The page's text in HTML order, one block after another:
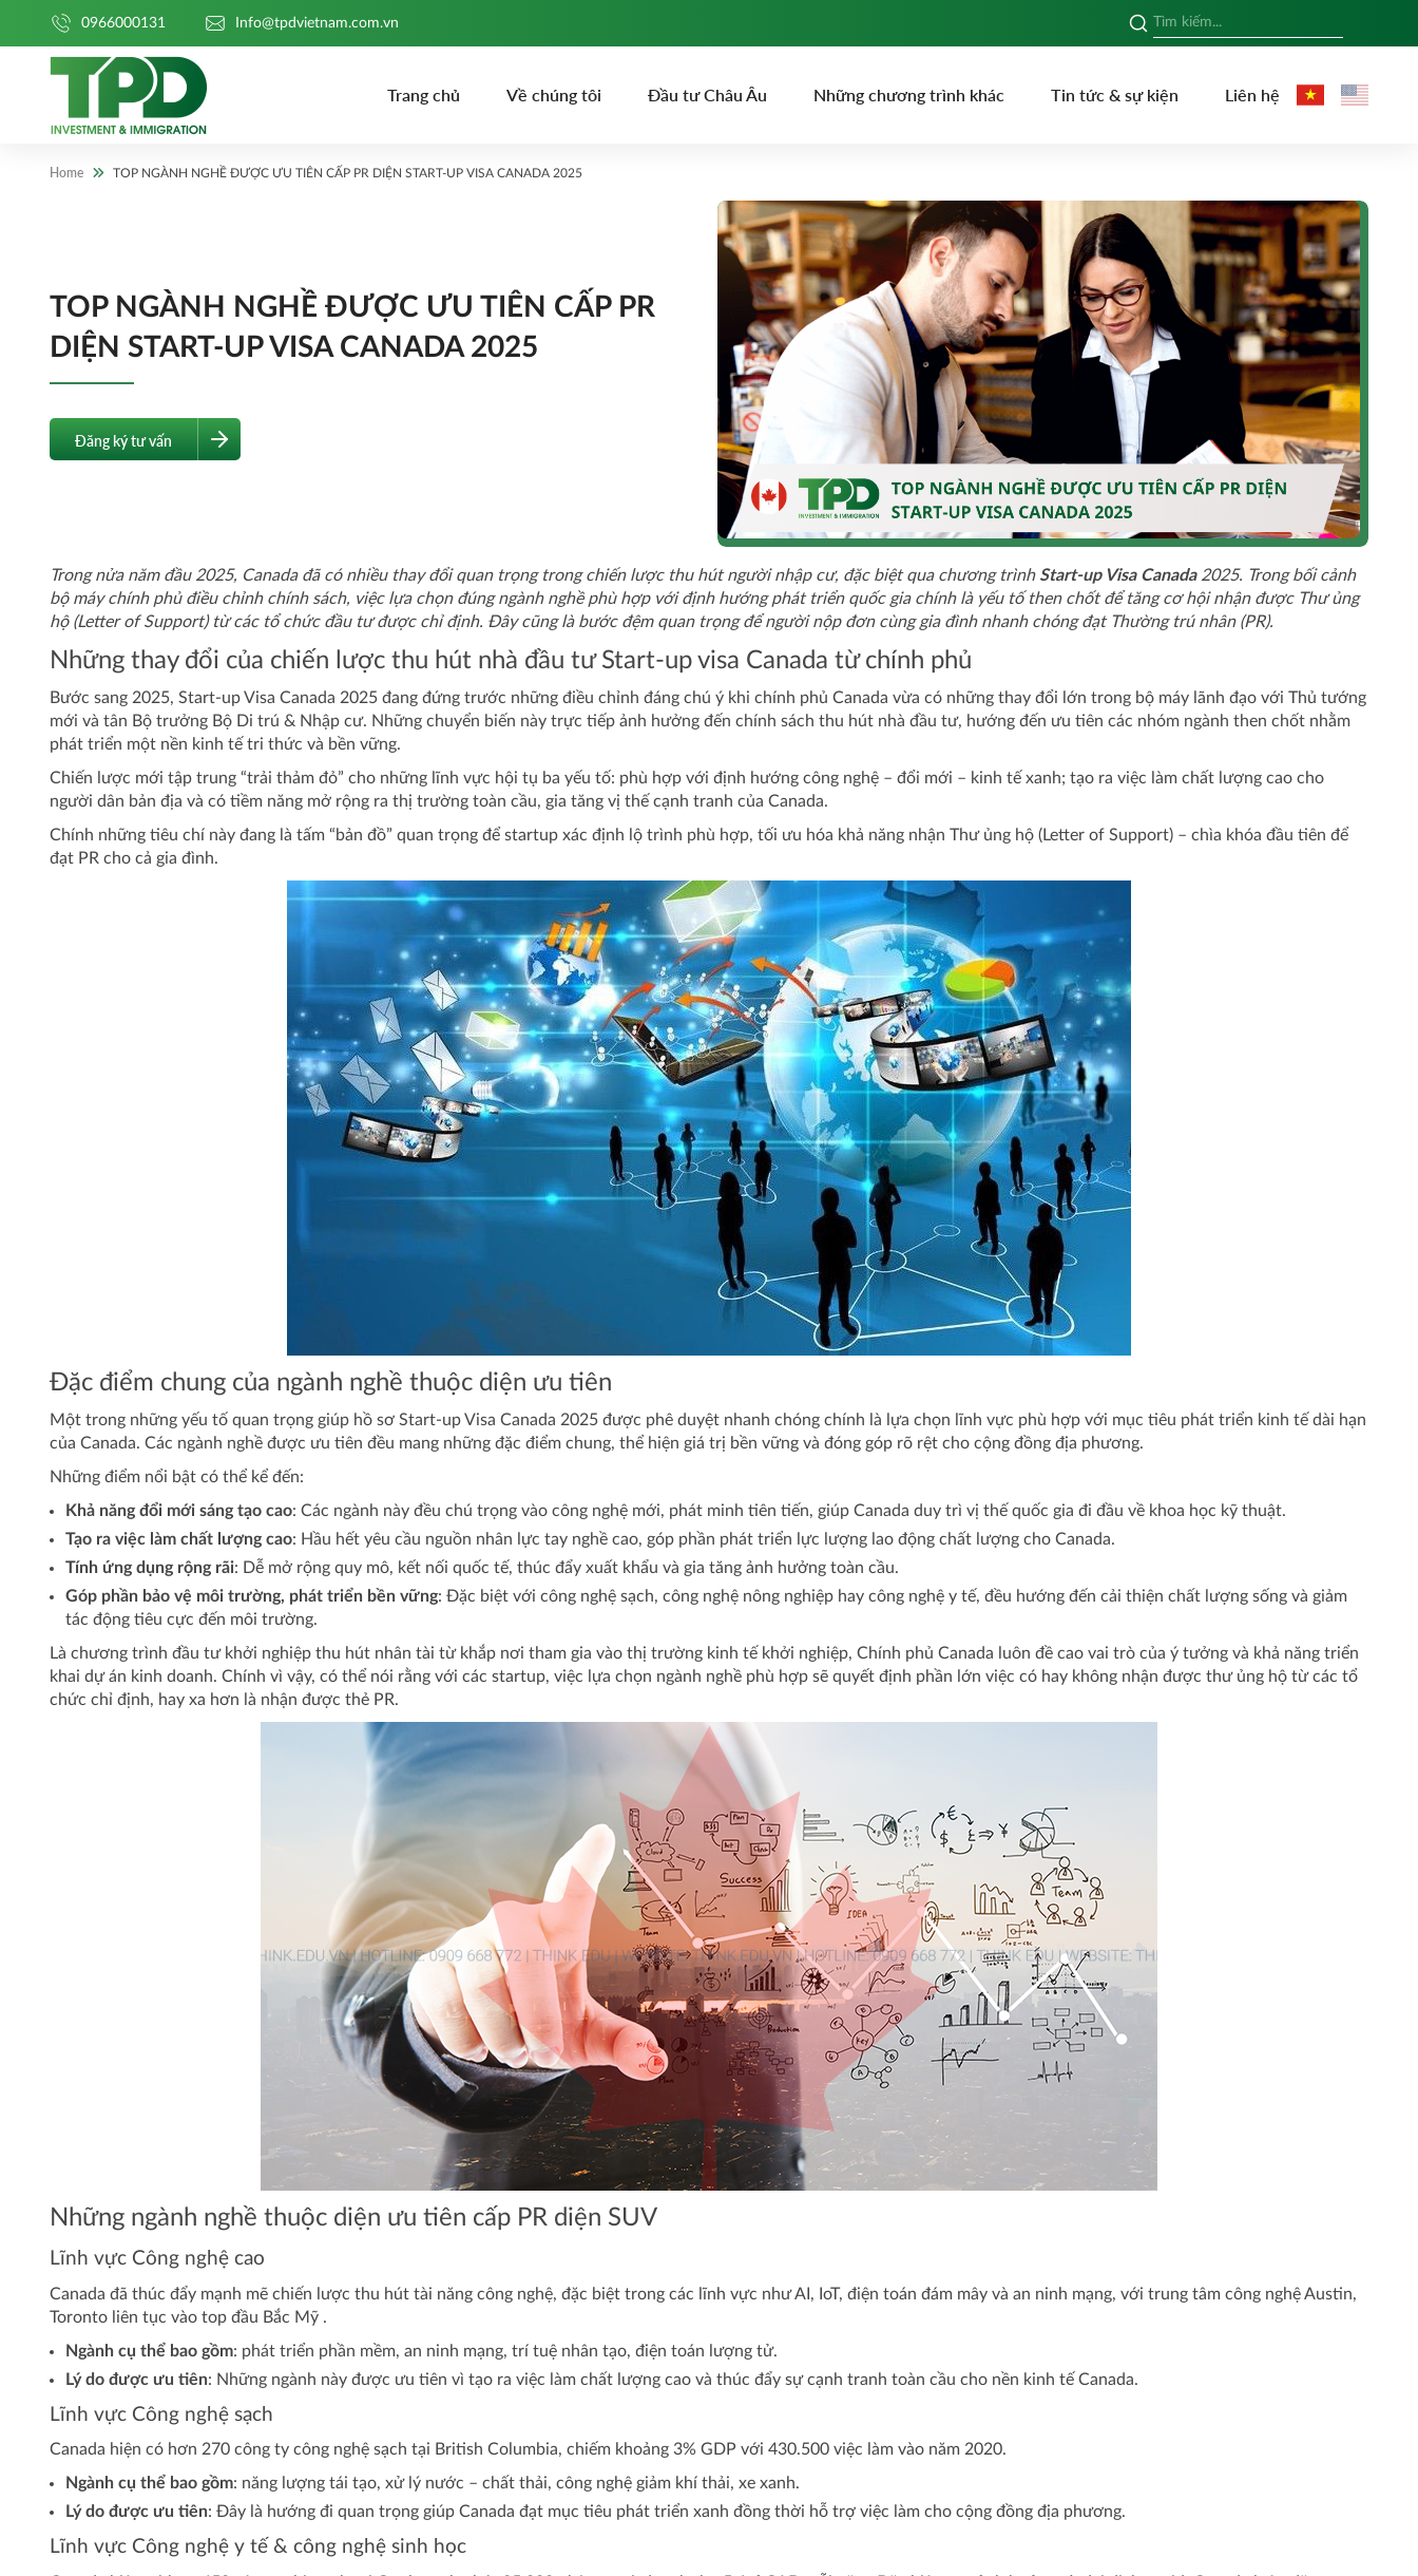
0966000131 Info@tpdvietnam.com.vn
Trang chủ Về chúng tôi Đầu tư Châu Âu Những chương trình khác Tin tức & sự kiện Liên hệ
Home TOP NGÀNH NGHỀ ĐƯỢC ƯU TIÊN CẤP PR DIỆN START-UP VISA CANADA 2025
TOP NGÀNH NGHỀ ĐƯỢC ƯU TIÊN CẤP PR
DIỆN START-UP VISA CANADA 2025
Đăng ký tư vấn
Trong nửa năm đầu 2025, Canada đã có nhiều thay đổi quan trọng trong chiến lược thu hút người nhập cư, đặc biệt qua chương trình Start-up Visa Canada2025. Trong bối cảnh
bộ máy chính phủ điều chỉnh chính sách, việc lựa chọn đúng ngành nghề phù hợp với định hướng phát triển quốc gia chính là yếu tố then chốt để tăng cơ hội nhận được Thư ủng
hộ (Letter of Support) từ các tổ chức đầu tư được chỉ định. Đây cũng là bước đệm quan trọng để người nộp đơn cùng gia đình nhanh chóng đạt Thường trú nhân (PR).
Những thay đổi của chiến lược thu hút nhà đầu tư Start-up visa Canada từ chính phủ
Bước sang 2025, Start-up Visa Canada 2025 đang đứng trước những điều chỉnh đáng chú ý khi chính phủ Canada vừa có những thay đổi lớn trong bộ máy lãnh đạo với Thủ tướng
mới và tân Bộ trưởng Bộ Di trú & Nhập cư. Những chuyển biến này trực tiếp ảnh hưởng đến chính sách thu hút nhà đầu tư, hướng đến ưu tiên các nhóm ngành then chốt nhằm
phát triển một nền kinh tế tri thức và bền vững.
Chiến lược mới tập trung “trải thảm đỏ” cho những lĩnh vực hội tụ ba yếu tố: phù hợp với định hướng công nghệ – đổi mới – kinh tế xanh; tạo ra việc làm chất lượng cao cho
người dân bản địa và có tiềm năng mở rộng ra thị trường toàn cầu, gia tăng vị thế cạnh tranh của Canada.
Chính những tiêu chí này đang là tấm “bản đồ” quan trọng để startup xác định lộ trình phù hợp, tối ưu hóa khả năng nhận Thư ủng hộ (Letter of Support) – chìa khóa đầu tiên để
đạt PR cho cả gia đình.
Đặc điểm chung của ngành nghề thuộc diện ưu tiên
Một trong những yếu tố quan trọng giúp hồ sơ Start-up Visa Canada 2025 được phê duyệt nhanh chóng chính là lựa chọn lĩnh vực phù hợp với mục tiêu phát triển kinh tế dài hạn
của Canada. Các ngành nghề được ưu tiên đều mang những đặc điểm chung, thể hiện giá trị bền vững và đóng góp rõ rệt cho cộng đồng địa phương.
Những điểm nổi bật có thể kể đến:
Khả năng đổi mới sáng tạo cao: Các ngành này đều chú trọng vào công nghệ mới, phát minh tiên tiến, giúp Canada duy trì vị thế quốc gia đi đầu về khoa học kỹ thuật.
Tạo ra việc làm chất lượng cao: Hầu hết yêu cầu nguồn nhân lực tay nghề cao, góp phần phát triển lực lượng lao động chất lượng cho Canada.
Tính ứng dụng rộng rãi: Dễ mở rộng quy mô, kết nối quốc tế, thúc đẩy xuất khẩu và gia tăng ảnh hưởng toàn cầu.
Góp phần bảo vệ môi trường, phát triển bền vững: Đặc biệt với công nghệ sạch, công nghệ nông nghiệp hay công nghệ y tế, đều hướng đến cải thiện chất lượng sống và giảm
tác động tiêu cực đến môi trường.
Là chương trình đầu tư khởi nghiệp thu hút nhân tài từ khắp nơi tham gia vào thị trường kinh tế khởi nghiệp, Chính phủ Canada luôn đề cao vai trò của ý tưởng và khả năng triển
khai dự án kinh doanh. Chính vì vậy, có thể nói rằng với các startup, việc lựa chọn ngành nghề phù hợp sẽ quyết định phần lớn việc có hay không nhận được thư ủng hộ từ các tổ
chức chỉ định, hay xa hơn là nhận được thẻ PR.
Những ngành nghề thuộc diện ưu tiên cấp PR diện SUV
Lĩnh vực Công nghệ cao
Canada đã thúc đẩy mạnh mẽ chiến lược thu hút tài năng công nghệ, đặc biệt trong các lĩnh vực như AI, IoT, điện toán đám mây và an ninh mạng, với trung tâm công nghệ Austin,
Toronto liên tục vào top đầu Bắc Mỹ .
Ngành cụ thể bao gồm: phát triển phần mềm, an ninh mạng, trí tuệ nhân tạo, điện toán lượng tử.
Lý do được ưu tiên: Những ngành này được ưu tiên vì tạo ra việc làm chất lượng cao và thúc đẩy sự cạnh tranh toàn cầu cho nền kinh tế Canada.
Lĩnh vực Công nghệ sạch
Canada hiện có hơn 270 công ty công nghệ sạch tại British Columbia, chiếm khoảng 3% GDP với 430.500 việc làm vào năm 2020.
Ngành cụ thể bao gồm: năng lượng tái tạo, xử lý nước – chất thải, công nghệ giảm khí thải, xe xanh.
Lý do được ưu tiên: Đây là hướng đi quan trọng giúp Canada đạt mục tiêu phát triển xanh đồng thời hỗ trợ việc làm cho cộng đồng địa phương.
Lĩnh vực Công nghệ y tế & công nghệ sinh học